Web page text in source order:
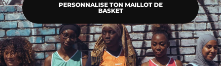
PERSONNALISE TON MAILLOT DE
BASKET